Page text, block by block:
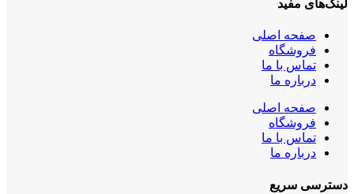
لینک‌های مفید
صفحه اصلی
فروشگاه
تماس با ما
درباره ما
صفحه اصلی
فروشگاه
تماس با ما
درباره ما
دسترسی سریع